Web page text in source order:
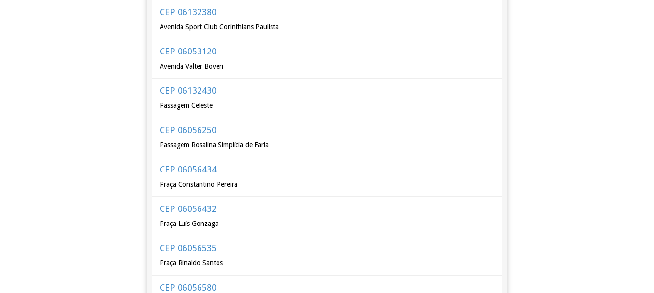
CEP 06132380
Avenida Sport Club Corinthians Paulista
CEP 06053120
Avenida Valter Boveri
CEP 06132430
Passagem Celeste
CEP 06056250
Passagem Rosalina Simplícia de Faria
CEP 06056434
Praça Constantino Pereira
CEP 06056432
Praça Luís Gonzaga
CEP 06056535
Praça Rinaldo Santos
CEP 06056580